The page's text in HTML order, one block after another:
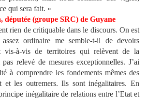
qui sera fait. »
(groupe SRC) de Guyane
rien de critiquable dans le discours. On est
ordinaire me semble-t-il de devoirs
vis-à-vis de territoires qui relèvent de la
relevé de mesures exceptionnelles. J’ai
à comprendre les fondements mêmes des
et les outremers. Ils sont inégalitaires. En
inégalitaire de relations entre l’Etat et